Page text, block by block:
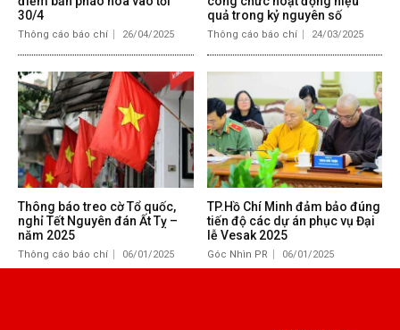
30/4
Thông cáo báo chí 26/04/2025
quả trong kỷ nguyên số
Thông cáo báo chí 24/03/2025
Thông báo treo cờ Tổ quốc,
nghỉ Tết Nguyên đán Ất Tỵ –
năm 2025
Thông cáo báo chí 06/01/2025
TP.Hồ Chí Minh đảm bảo đúng
tiến độ các dự án phục vụ Đại
lễ Vesak 2025
Góc Nhìn PR 06/01/2025